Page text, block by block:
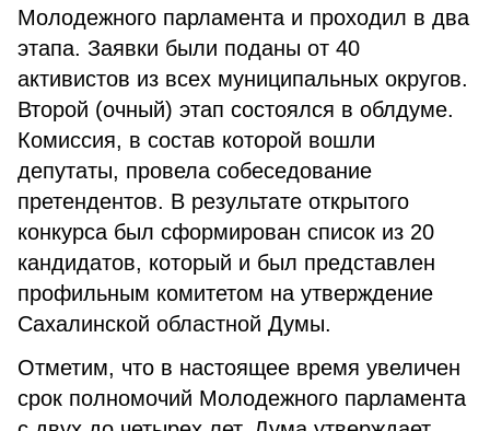
Молодежного парламента и проходил в два
этапа. Заявки были поданы от 40
активистов из всех муниципальных округов.
Второй (очный) этап состоялся в облдуме.
Комиссия, в состав которой вошли
депутаты, провела собеседование
претендентов. В результате открытого
конкурса был сформирован список из 20
кандидатов, который и был представлен
профильным комитетом на утверждение
Сахалинской областной Думы.
Отметим, что в настоящее время увеличен
срок полномочий Молодежного парламента